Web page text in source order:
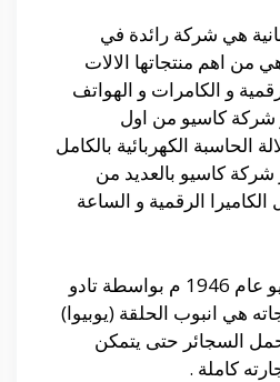
هي شركة رائدة في
من اهم منتجاتها الالات
و الكامرات و الهواتف
شركة كاسيو من اول
الحاسبة الكهربائية بالكامل
تتميز شركة كاسيو بالعديد من
الرقمية و الساعة
تم تاسيس شركة كاسيو عام 1946 م بواسطة تادو
هي انبوب الحلقة (يوبيوا)
السجائر حتى يتمكن
كاملة .